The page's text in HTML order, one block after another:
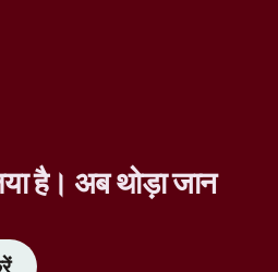
है। अब थोड़ा जान